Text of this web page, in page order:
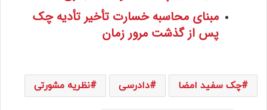
مبنای محاسبه خسارت تأخیر تأدیه چک
پس از گذشت مرور زمان
چک سفید امضا دادرسی نظریه مشورتی